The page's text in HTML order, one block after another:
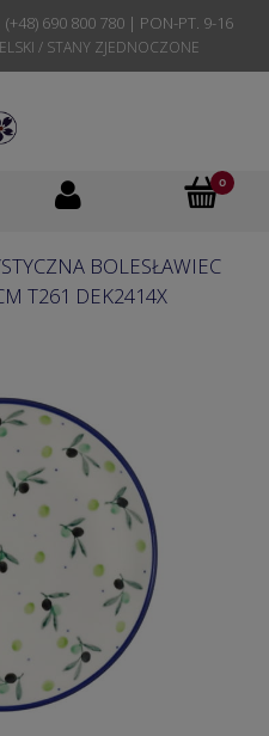
(+48) 690 800 780 | PON-PT. 9-16
BOLESŁAWIEC
T261 DEK2414X